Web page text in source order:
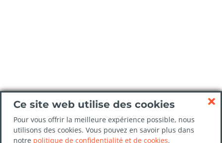
Ce site web utilise des cookies
Pour vous offrir la meilleure expérience possible, nous
utilisons des cookies. Vous pouvez en savoir plus dans
notre politique de confidentialité et de cookies.